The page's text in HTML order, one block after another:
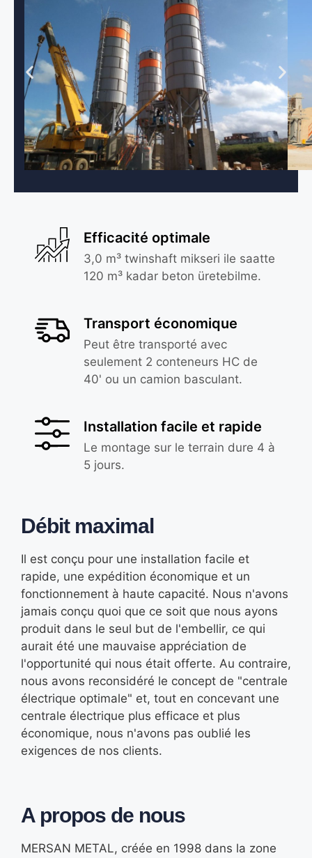
Efficacité optimale
3,0 m³ twinshaft mikseri ile saatte
120 m³ kadar beton üretebilme.
Transport économique
Peut être transporté avec
seulement 2 conteneurs HC de
40' ou un camion basculant.
Installation facile et rapide
Le montage sur le terrain dure 4 à
5 jours.
Débit maximal
Il est conçu pour une installation facile et
rapide, une expédition économique et un
fonctionnement à haute capacité. Nous n'avons
jamais conçu quoi que ce soit que nous ayons
produit dans le seul but de l'embellir, ce qui
aurait été une mauvaise appréciation de
l'opportunité qui nous était offerte. Au contraire,
nous avons reconsidéré le concept de "centrale
électrique optimale" et, tout en concevant une
centrale électrique plus efficace et plus
économique, nous n'avons pas oublié les
exigences de nos clients.
A propos de nous
MERSAN METAL, créée en 1998 dans la zone